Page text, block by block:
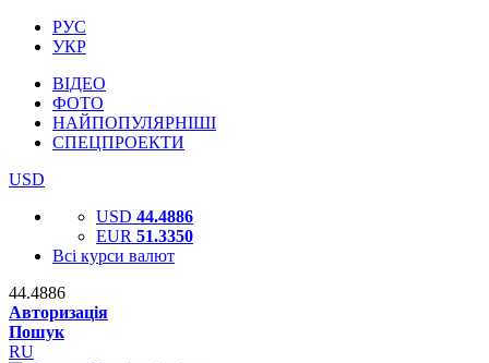
РУС
УКР
ВІДЕО
ФОТО
НАЙПОПУЛЯРНІШІ
СПЕЦПРОЕКТИ
USD
USD 44.4886
EUR 51.3350
Всі курси валют
44.4886
Авторизація
Пошук
RU